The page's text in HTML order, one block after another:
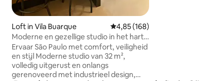
Loft in Vila Buarque Gemiddelde beoordeling van
4,85 (168)
Moderne en gezellige studio in het hart
van SP
Ervaar São Paulo met comfort, veiligheid
en stijl Moderne studio van 32 m²,
volledig uitgerust en onlangs
gerenoveerd met industrieel design,